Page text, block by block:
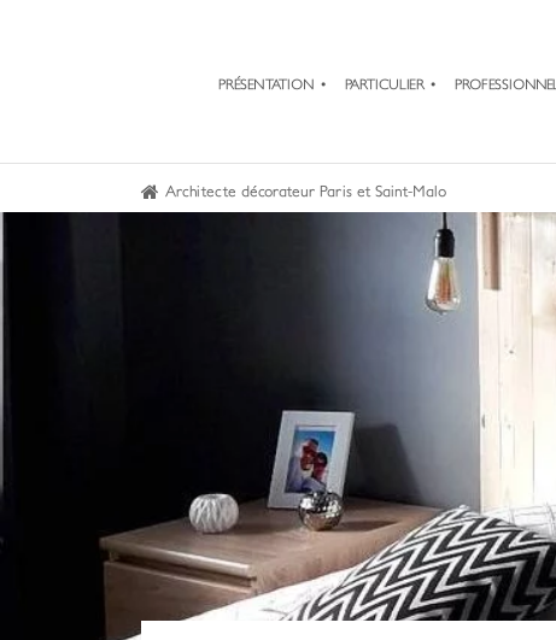
PRÉSENTATION PARTICULIER PROFESSIONNEL
Architecte décorateur Paris et Saint-Malo